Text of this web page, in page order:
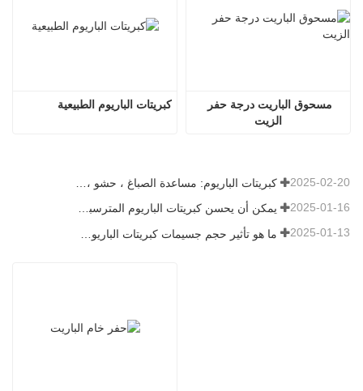
كبريتات الباريوم الطبيعية
الزيت
2025-02-20
يمكن أن يحسن كبريتات الباريوم المترسبة بشكل كبير من أداء الطلاء 2025-01-16
2025-01-13